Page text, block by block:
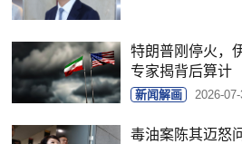
特朗普刚停火，
专家揭背后算计
新闻解画 2026-
毒油案陈其迈怒